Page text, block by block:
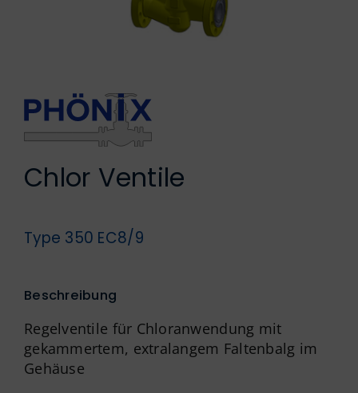
Chlor Ventile
Type 350 EC8/9
Beschreibung
Regelventile für Chloranwendung mit
gekammertem, extralangem Faltenbalg im
Gehäuse